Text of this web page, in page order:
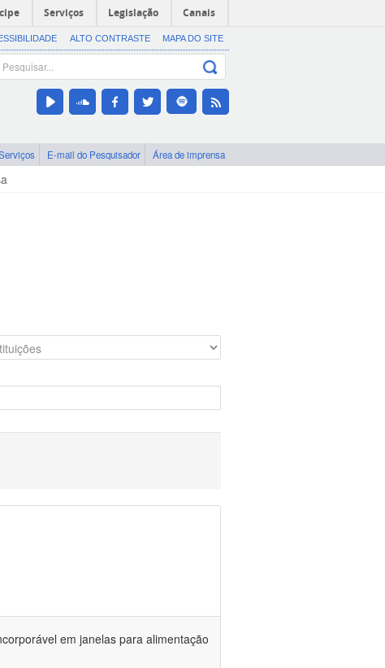
Serviços Legislação Canais
ALTO CONTRASTE MAPA DO SITE
E-mail do Pesquisador Área de imprensa
em janelas para alimentação